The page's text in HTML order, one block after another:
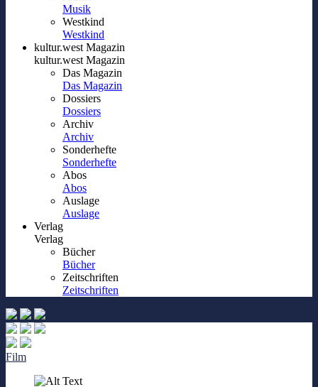
Musik
Westkind
Westkind
kultur.west Magazin
kultur.west Magazin
Das Magazin
Das Magazin
Dossiers
Dossiers
Archiv
Archiv
Sonderhefte
Sonderhefte
Abos
Abos
Auslage
Auslage
Verlag
Verlag
Bücher
Bücher
Zeitschriften
Zeitschriften
Film